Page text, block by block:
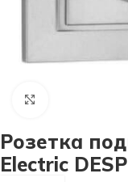
Розетка
Electric